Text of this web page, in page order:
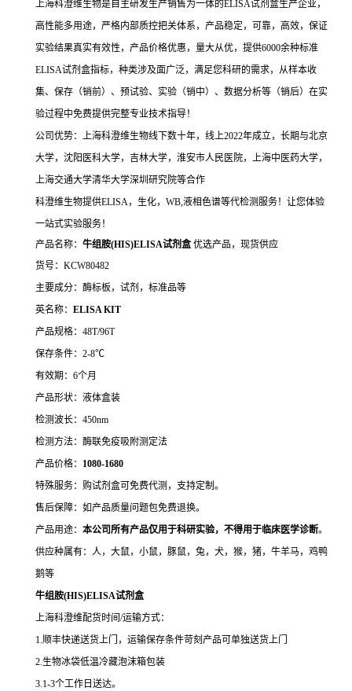
上海科澄维生物是自主研发生产销售为一体的ELISA试剂盒生产企业，
高性能多用途，严格内部质控把关体系，产品稳定，可靠，高效，保证
实验结果真实有效性，产品价格优惠，量大从优，提供6000余种标准
ELISA试剂盒指标，种类涉及面广泛，满足您科研的需求，从样本收
集、保存（销前）、预试验、实验（销中）、数据分析等（销后）在实
验过程中免费提供完整专业技术指导！
公司优势：上海科澄维生物线下数十年，线上2022年成立，长期与北京
大学，沈阳医科大学，吉林大学，淮安市人民医院，上海中医药大学，
上海交通大学清华大学深圳研究院等合作
科澄维生物提供ELISA，生化，WB,液相色谱等代检测服务！让您体验
一站式实验服务！
产品名称： 牛组胺(HIS)ELISA试剂盒 优选产品，现货供应
货号：KCW80482
主要成分：酶标板，试剂，标准品等
英名称： ELISA KIT
产品规格：48T/96T
保存条件：2-8℃
有效期：6个月
产品形状：液体盒装
检测波长：450nm
检测方法：酶联免疫吸附测定法
产品价格： 1080-1680
特殊服务：购试剂盒可免费代测，支持定制。
售后保障：如产品质量问题包免费退换。
产品用途： 本公司所有产品仅用于科研实验，不得用于临床医学诊断。
供应种属有：人，大鼠，小鼠，豚鼠，兔，犬，猴，猪，牛羊马，鸡鸭
鹅等
牛组胺(HIS)ELISA试剂盒
上海科澄维配货时间/运输方式：
1.顺丰快递送货上门，运输保存条件苛刻产品可单独送货上门
2.生物冰袋低温冷藏泡沫箱包装
3.1-3个工作日送达。